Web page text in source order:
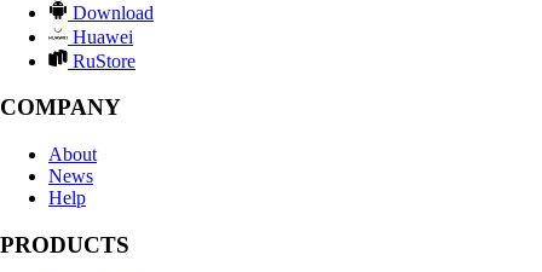
Download
Huawei
RuStore
COMPANY
About
News
Help
PRODUCTS